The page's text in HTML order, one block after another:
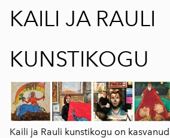
KAILI JA RAULI
KUNSTIKOGU
Kaili ja Rauli kunstikogu on